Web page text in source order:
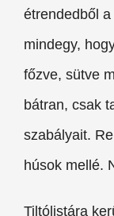
étrendedből
mindegy,
főzve, sütve
bátran, csak
szabályait.
húsok mellé.
Tiltólistára